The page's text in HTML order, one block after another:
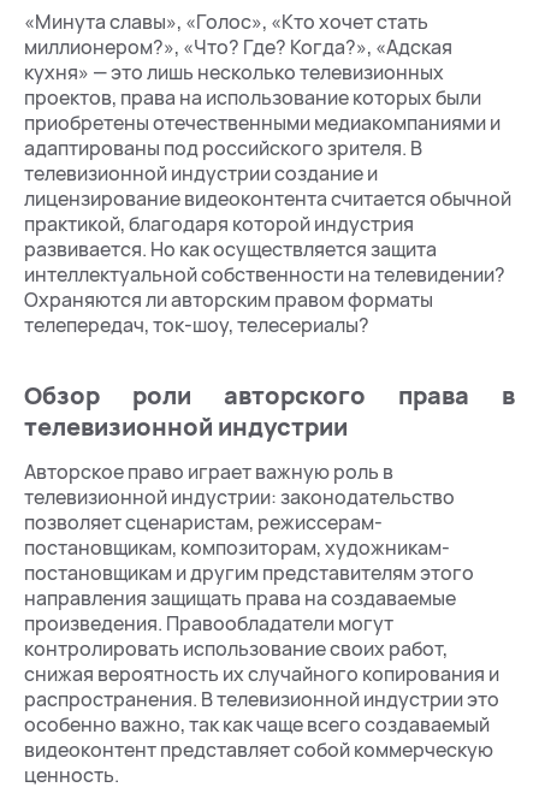
«Минута славы», «Голос», «Кто хочет стать
миллионером?», «Что? Где? Когда?», «Адская
кухня» — это лишь несколько телевизионных
проектов, права на использование которых были
приобретены отечественными медиакомпаниями и
адаптированы под российского зрителя. В
телевизионной индустрии создание и
лицензирование видеоконтента считается обычной
практикой, благодаря которой индустрия
развивается. Но как осуществляется защита
интеллектуальной собственности на телевидении?
Охраняются ли авторским правом форматы
телепередач, ток-шоу, телесериалы?
Обзор роли авторского права в
телевизионной индустрии
Авторское право играет важную роль в
телевизионной индустрии: законодательство
позволяет сценаристам, режиссерам-
постановщикам, композиторам, художникам-
постановщикам и другим представителям этого
направления защищать права на создаваемые
произведения. Правообладатели могут
контролировать использование своих работ,
снижая вероятность их случайного копирования и
распространения. В телевизионной индустрии это
особенно важно, так как чаще всего создаваемый
видеоконтент представляет собой коммерческую
ценность.